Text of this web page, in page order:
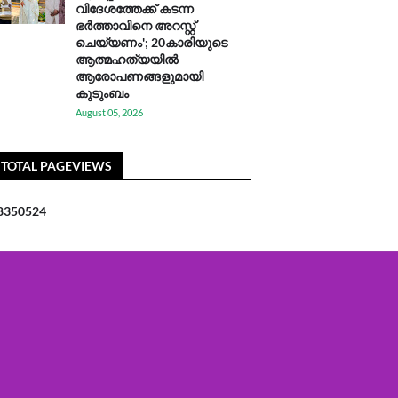
വിദേശത്തേക്ക് കടന്ന
ഭർത്താവിനെ അറസ്റ്റ്
ചെയ്യണം'; 20കാരിയുടെ
ആത്മഹത്യയിൽ
ആരോപണങ്ങളുമായി
കുടുംബം
August 05, 2026
TOTAL PAGEVIEWS
350524